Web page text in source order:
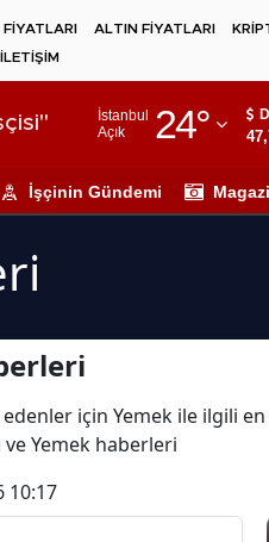
ALTIN FİYATLARI
İLETİŞİM
İstanbul
Açık
24°
Adıyaman
Ağrı
Artvin
Balıkesir
İşçinin Gündemi
için Yemek ile ilgili
Yemek haberleri
10:17